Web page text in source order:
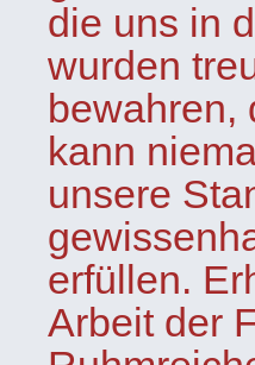
die uns in
wurden
bewahren,
kann
unsere
erfüllen.
Arbeit der